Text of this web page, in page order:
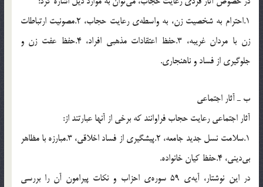
1.احترام به شخصيت زن، به واسطه‌ي رعايت حجاب، 2.مصونيت ارتباطات
زن با مردان غريبه، 3.حفظ اعتقادات مذهبي افراد، 4.حفظ عفت زن و
جلوگيري از فساد و ناهنجاري.
ب ـ آثار اجتماعي
آثار اجتماعي رعايت حجاب فراوانند كه برخي از آنها عبارتند از:
1.سلامت نسل جديد جامعه، 2.پيشگيري از فساد اخلاقي، 3.مبارزه با مظاهر
بي‌ديني، 4.حفظ كيان خانواده.
در اين نوشتار، آيه‌ي 59 سوره‌ي احزاب و نكات پيرامون آن را بررسي